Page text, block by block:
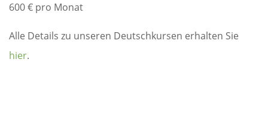
600 € pro Monat
Alle Details zu unseren Deutschkursen erhalten Sie
hier.